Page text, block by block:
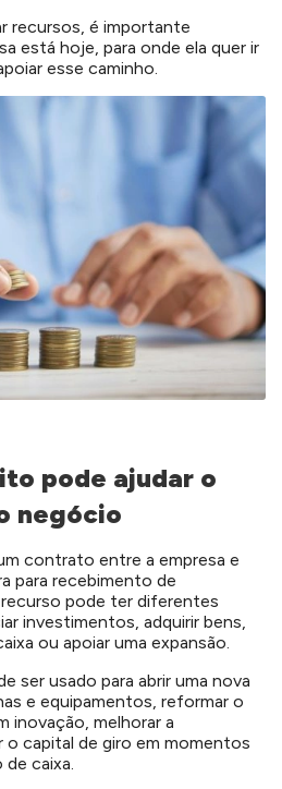
recursos, é importante
está hoje, para onde ela quer ir
esse caminho.
pode ajudar o
negócio
contrato entre a empresa e
para recebimento de
pode ter diferentes
investimentos, adquirir bens,
ou apoiar uma expansão.
ser usado para abrir uma nova
e equipamentos, reformar o
inovação, melhorar a
capital de giro em momentos
caixa.